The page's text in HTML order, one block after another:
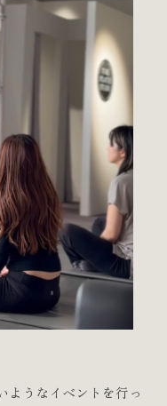
ようなイベントを行っ